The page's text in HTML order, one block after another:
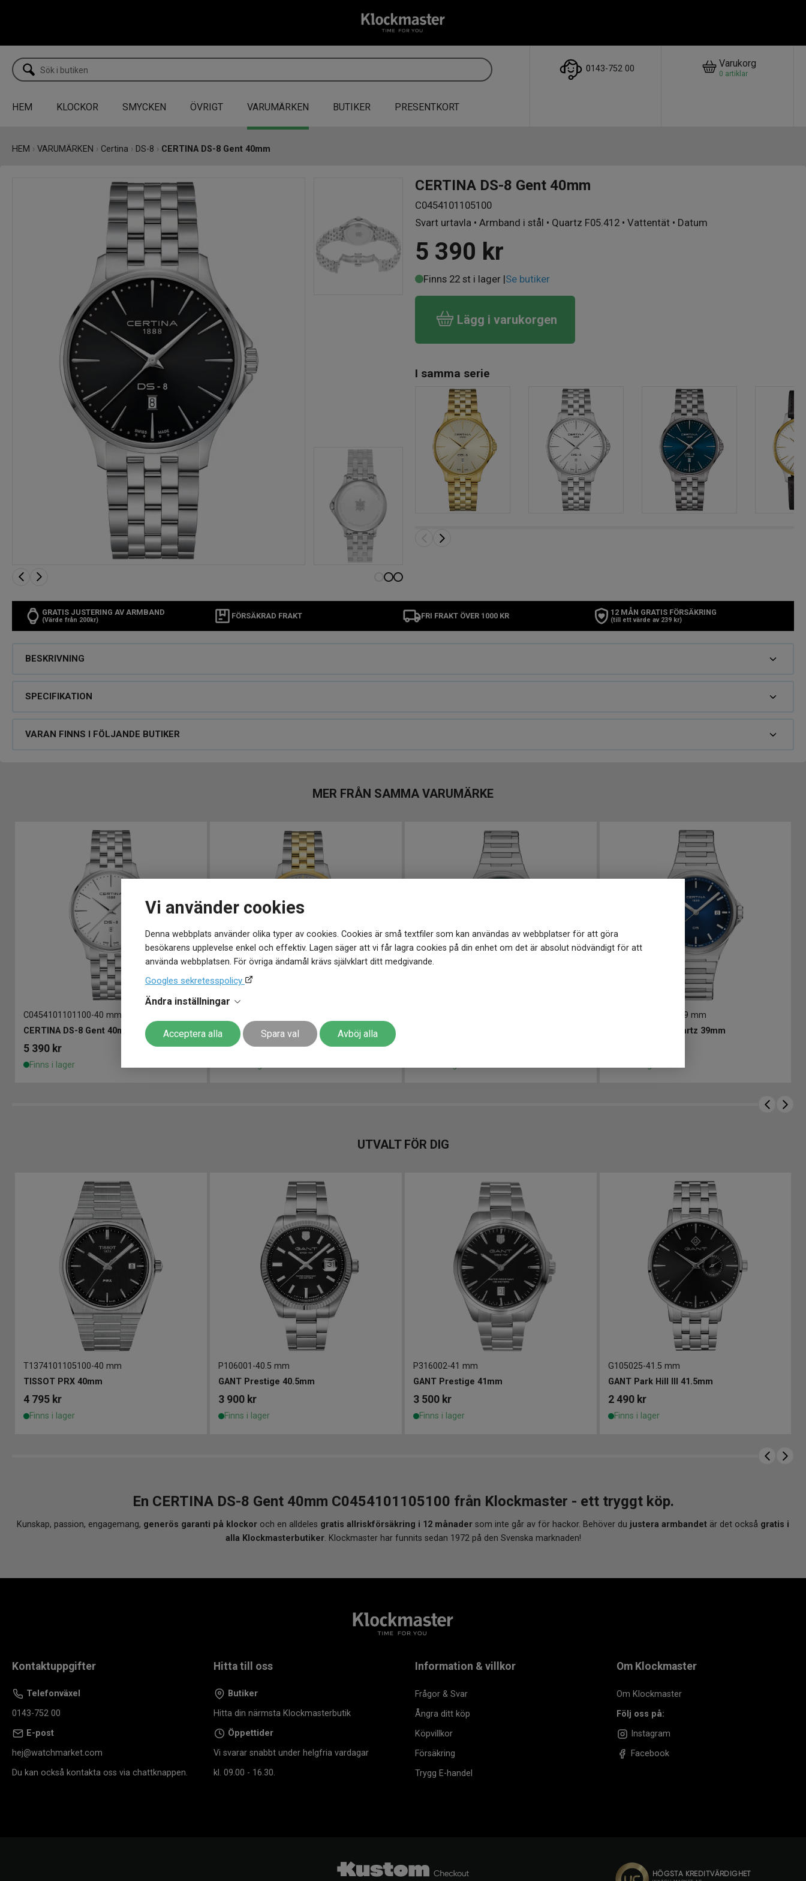
Vi använder cookies
Denna webbplats använder olika typer av cookies. Cookies är små textfiler som kan användas av webbplatser för att göra
besökarens upplevelse enkel och effektiv. Lagen säger att vi får lagra cookies på din enhet om det är absolut nödvändigt för att
använda webbplatsen. För övriga ändamål krävs självklart ditt medgivande.
Googles sekretesspolicy
Ändra inställningar
Acceptera alla Spara val Avböj alla
0143-752 00 Varukorg
0 artiklar
HEM KLOCKOR SMYCKEN ÖVRIGT VARUMÄRKEN BUTIKER PRESENTKORT
HEM › VARUMÄRKEN › Certina › DS-8 › CERTINA DS-8 Gent 40mm
CERTINA DS-8 Gent 40mm
C0454101105100
Svart urtavla • Armband i stål • Quartz F05.412 • Vattentät • Datum
5 390 kr
Finns 22 st i lager |Se butiker
Lägg i varukorgen
I samma serie
GRATIS JUSTERING AV ARMBAND
(Värde från 200kr) FÖRSÄKRAD FRAKT FRI FRAKT ÖVER 1000 KR 12 MÅN GRATIS FÖRSÄKRING
(till ett värde av 239 kr)
BESKRIVNING
SPECIFIKATION
VARAN FINNS I FÖLJANDE BUTIKER
MER FRÅN SAMMA VARUMÄRKE
C0454101101100-40 mm
CERTINA DS-8 Gent 40mm
5 390 kr
Finns i lager
CERTINA DS-8 Gent 40mm
6 390 kr
39 mm
CERTINA DS-7 Quartz 39mm
UTVALT FÖR DIG
T1374101105100-40 mm
TISSOT PRX 40mm
4 795 kr
Finns i lager
P106001 -40.5 mm
GANT Prestige 40.5mm
3 900 kr
Finns i lager
P316002-41 mm
GANT Prestige 41mm
3 500 kr
Finns i lager
G105025-41.5 mm
GANT Park Hill III 41.5mm
2 490 kr
Finns i lager
En CERTINA DS-8 Gent 40mm C0454101105100 från Klockmaster - ett tryggt köp.
Kunskap, passion, engagemang, generös garanti på klockor och en alldeles gratis allriskförsäkring i 12 månader som inte går av för hackor. Behöver du justera armbandet är det också gratis i
alla Klockmasterbutiker. Klockmaster har funnits sedan 1972 på den Svenska marknaden!
Kontaktuppgifter
Telefonväxel
0143-752 00
E-post
hej@watchmarket.com
Du kan också kontakta oss via chattknappen.
Hitta till oss
Butiker
Hitta din närmsta Klockmasterbutik
Öppettider
Vi svarar snabbt under helgfria vardagar
kl. 09.00 - 16.30.
Information & villkor
Frågor & Svar
Ångra ditt köp
Köpvillkor
Försäkring
Trygg E-handel
Om Klockmaster
Om Klockmaster
Följ oss på:
Instagram
Facebook